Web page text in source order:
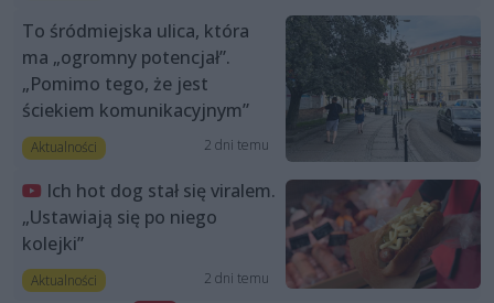
To śródmiejska ulica, która
ma „ogromny potencjał”.
„Pomimo tego, że jest
ściekiem komunikacyjnym”
Aktualności 2 dni temu
Ich hot dog stał się viralem.
„Ustawiają się po niego
kolejki”
Aktualności 2 dni temu